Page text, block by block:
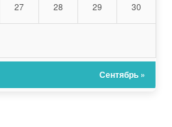
27 28 29 30
Сентябрь »